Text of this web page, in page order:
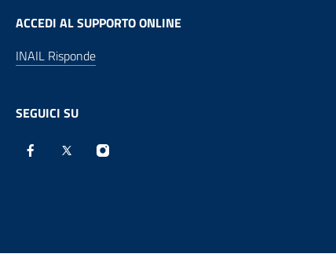
ACCEDI AL SUPPORTO ONLINE
INAIL Risponde
SEGUICI SU